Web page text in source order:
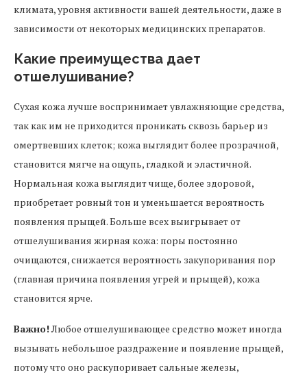
климата, уровня активности вашей деятельности, даже в
зависимости от некоторых медицинских препаратов.
Какие преимущества дает
отшелушивание?
Сухая кожа лучше воспринимает увлажняющие средства,
так как им не приходится проникать сквозь барьер из
омертвевших клеток; кожа выглядит более прозрачной,
становится мягче на ощупь, гладкой и эластичной.
Нормальная кожа выглядит чище, более здоровой,
приобретает ровный тон и уменьшается вероятность
появления прыщей. Больше всех выигрывает от
отшелушивания жирная кожа: поры постоянно
очищаются, снижается вероятность закупоривания пор
(главная причина появления угрей и прыщей), кожа
становится ярче.
Важно!Любое отшелушивающее средство может иногда
вызывать небольшое раздражение и появление прыщей,
потому что оно раскупоривает сальные железы,